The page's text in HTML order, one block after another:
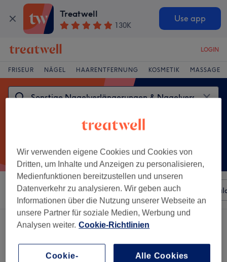
Treatwell
130K
Use app
LOGIN
FRISEUR NÄGEL HAARENTFERNUNG KOSMETIK MASSAGE
Sortieren nach Beliebiger Preis Besonderheiten
Ein Salon, der anbietet:
sonstige nagelverlängerungen & nagelverstärkungen in Frankfurt an
Wir verwenden eigene Cookies und Cookies von
Dritten, um Inhalte und Anzeigen zu personalisieren,
Medienfunktionen bereitzustellen und unseren
Datenverkehr zu analysieren. Wir geben auch
Informationen über die Nutzung unserer Webseite an
unsere Partner für soziale Medien, Werbung und
Analysen weiter. Cookie-Richtlinien
Cookie- Alle Cookies